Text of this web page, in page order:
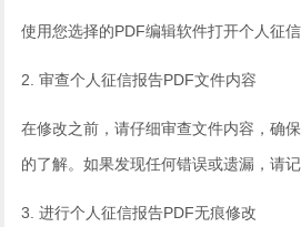
使用您选择的PDF编辑软件打开个人征
2. 审查个人征信报告PDF文件内容
在修改之前，请仔细审查文件内容，确
的了解。如果发现任何错误或遗漏，请
3. 进行个人征信报告PDF无痕修改